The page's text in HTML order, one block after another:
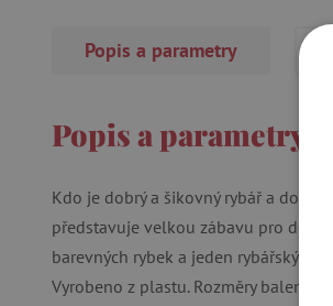
Popis a parametry
Popis a parametry
Kdo je dobrý a šikovný rybář a
představuje velkou zábavu pro děti
barevných rybek a jeden rybářský
Vyrobeno z plastu. Rozměry balení